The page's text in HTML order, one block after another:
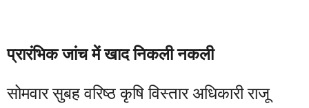
प्रारंभिक जांच में खाद निकली नकली
सोमवार सुबह वरिष्ठ कृषि विस्तार अधिकारी राजू